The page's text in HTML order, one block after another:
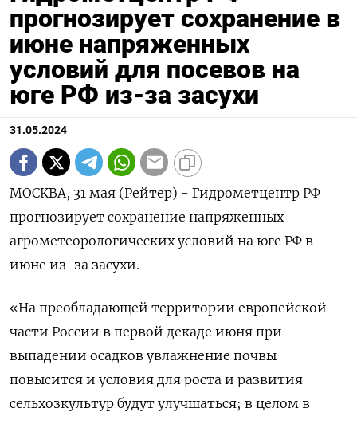
прогнозирует сохранение в
июне напряженных
условий для посевов на
юге РФ из-за засухи
31.05.2024
МОСКВА, 31 мая (Рейтер) - Гидрометцентр РФ
прогнозирует сохранение напряженных
агрометеорологических условий на юге РФ в
июне из-за засухи.
«На преобладающей территории европейской
части России в первой декаде июня при
выпадении осадков увлажнение почвы
повысится и условия для роста и развития
сельхозкультур будут улучшаться; в целом в